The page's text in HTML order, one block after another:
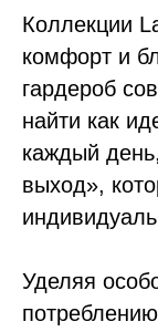
Коллекции
комфорт и
гардероб
найти как
каждый
выход»,
Уделяя